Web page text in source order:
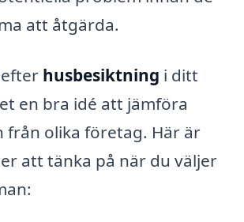
att åtgärda.
husbesiktning i ditt
en bra idé att jämföra
från olika företag. Här är
att tänka på när du väljer